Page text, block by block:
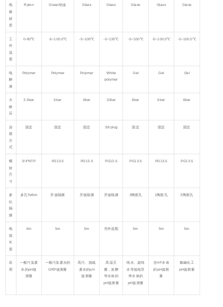
电
极
材
质
Ryton Glass/铂金 Glass Glass Glass Glass Glass
工
作
温
度
0-80℃ -5~100.0℃ -5~100℃ -5~135℃ -5~100℃ -5~100.0℃ -5~100.0℃
电
解
液
Polymer Polymer Polymer White
polymer
Gel Gel Gel
大
耐
压
3.5bar 6bar 6bar 10bar 6bar 6bar 6bar
连
接
方
式
固定 固定 固定 S8 plug 固定 固定 固定
螺
纹
尺
寸
3/4"NTP PG13.5 PG13.5 PG13.5 PG13.5 PG13.5 PG13.5
参
比
隔
膜
多孔Teflon 开放隔膜 开放隔膜 开放隔膜 3陶瓷孔 1陶瓷孔 3陶瓷孔
电
缆
长
度
6m 5m 5m 另外选配 5m 5m 5m
应
用
一般污染废
水的pH值
测量
一般污染废水的
ORP值测量
高污、脱硫
废水的pH
值测量
高温灭
菌，发酵
等水体的
pH值测量
纯水、超纯
水等低电导
率水体的
pH值测量
含HF水体
的pH值测
量
氯碱化工
pH值测量